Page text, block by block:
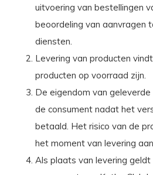
uitvoering van bestellingen
beoordeling van aanvragen
diensten.
Levering van producten
producten op voorraad zijn.
De eigendom van
de consument nadat het
betaald. Het risico van de
het moment van levering
Als plaats van levering